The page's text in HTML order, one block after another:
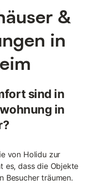
&
in
sind in
in
von Holidu zur
es, dass die Objekte
Besucher träumen.